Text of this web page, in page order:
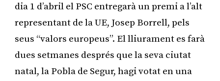
dia 1 d’abril el PSC entregarà un premi a l’alt
representant de la UE, Josep Borrell, pels
seus “valors europeus”. El lliurament es farà
dues setmanes després que la seva ciutat
natal, la Pobla de Segur, hagi votat en una